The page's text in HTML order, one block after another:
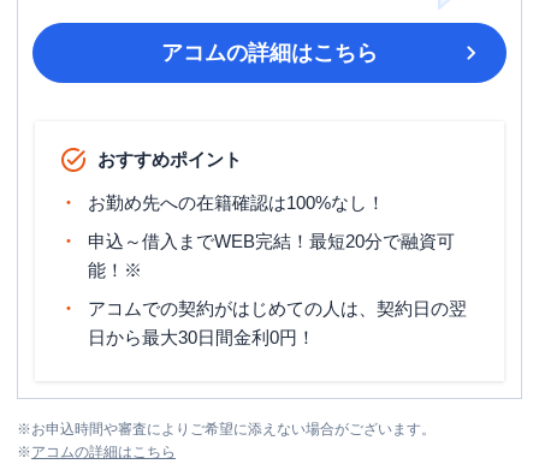
アコムの詳細はこちら
おすすめポイント
お勤め先への在籍確認は100%なし！
申込～借入までWEB完結！最短20分で融資可
能！※
アコムでの契約がはじめての人は、契約日の翌
日から最大30日間金利0円！
※お申込時間や審査によりご希望に添えない場合がございます。
※アコムの詳細はこちら